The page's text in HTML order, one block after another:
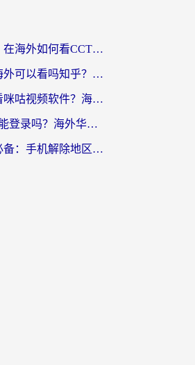
海外党亲测：在海外如何看CCTV？告别“仅限大陆播放”的实用指南
央视影音在海外可以看吗知乎？留学生亲测：3步解决地域限制+追剧自由
在国外怎么看咪咕视频软件？海外党亲测有效的回国加速方案
12123在国外能登录吗？海外华人必看的回国加速实用指南
海外党追剧必备：手机解除地区限制app怎么选？解决央视视频&国内剧地区限制全指南